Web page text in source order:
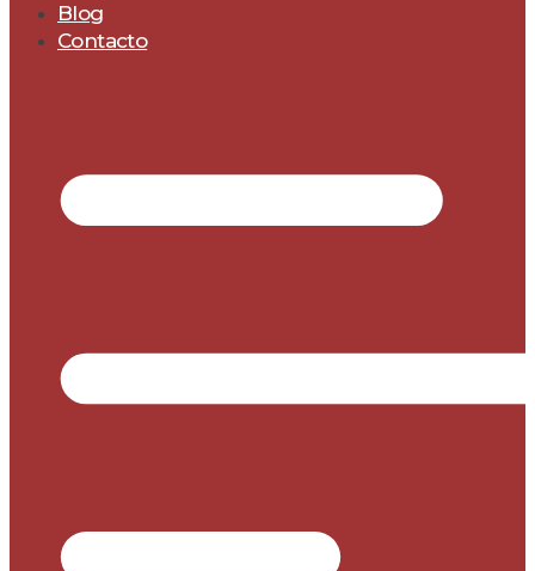
Blog
Contacto